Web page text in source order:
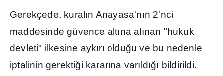
Gerekçede, kural ın Anayasa'nın 2'nci
maddesinde güvence altına al ınan "hukuk
devleti" ilkesine aykırı olduğu ve bu nedenle
iptalinin gerektiği kararına varı ldığı bildirildi.